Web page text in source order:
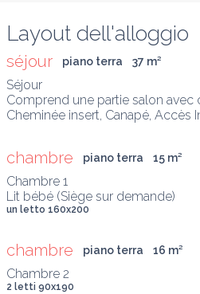
Layout dell'alloggio
séjour piano terra 37 m²
Séjour
Comprend une partie salon avec
Cheminée insert, Canapé, Accès
chambre piano terra 15 m²
Chambre 1
Lit bébé (Siège sur demande)
un letto 160x200
chambre piano terra 16 m²
2 letti 90x190